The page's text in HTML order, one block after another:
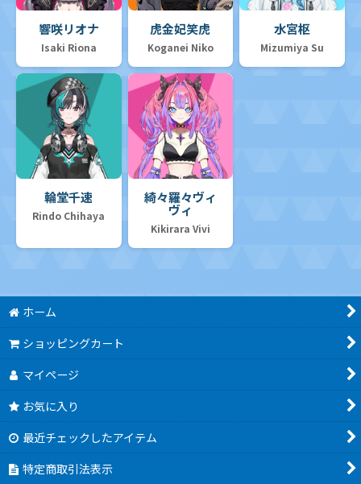
響咲リオナ
Isaki Riona
虎金妃笑虎
Koganei Niko
水宮枢
Mizumiya Su
輪堂千速
Rindo Chihaya
綺々羅々ヴィ
ヴィ
Kikirara Vivi
ホーム
ショッピングカート
マイページ
お気に入り
最近チェックしたアイテム
特定商取引法表示